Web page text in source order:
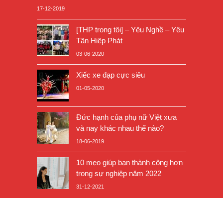
17-12-2019
[THP trong tôi] – Yêu Nghề – Yêu
Tân Hiệp Phát
03-06-2020
Xiếc xe đạp cực siêu
01-05-2020
Đức hạnh của phụ nữ Việt xưa
và nay khác nhau thế nào?
18-06-2019
10 mẹo giúp bạn thành công hơn
trong sự nghiệp năm 2022
31-12-2021